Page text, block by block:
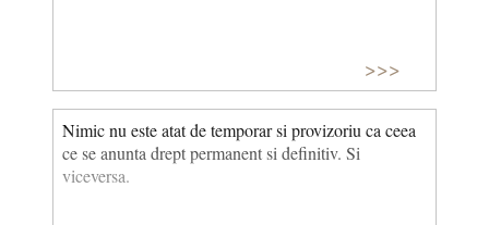
>>>
Nimic nu este atat de temporar si provizoriu ca ceea
ce se anunta drept permanent si definitiv. Si
viceversa.